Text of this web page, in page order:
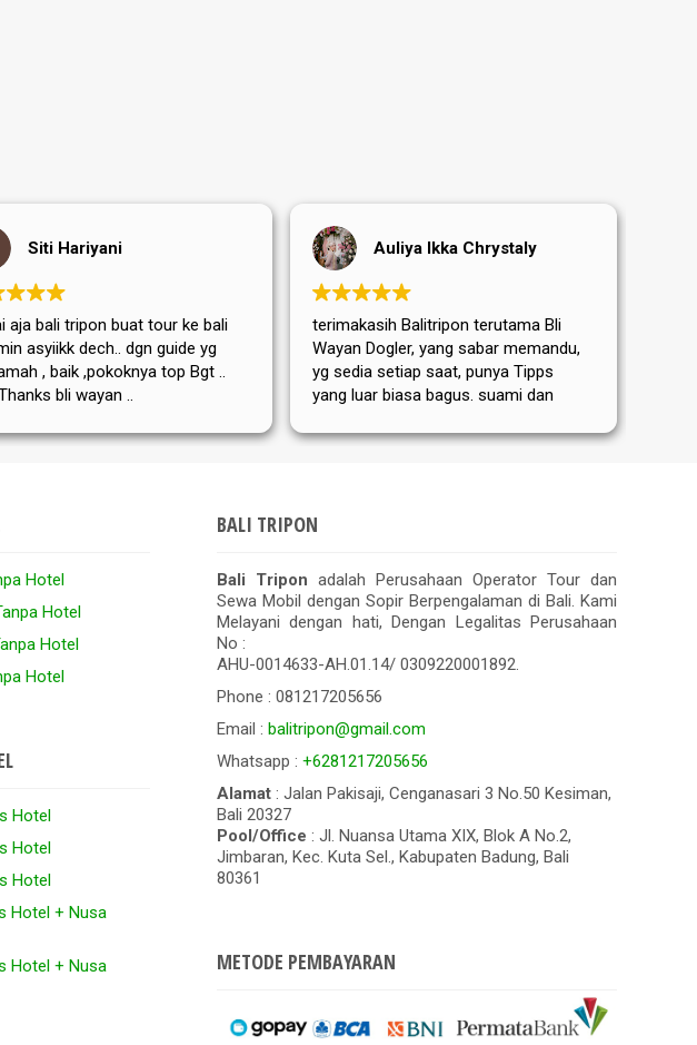
Siti Hariyani
aja bali tripon buat tour ke bali
asyiikk dech.. dgn guide yg
, baik ,pokoknya top Bgt ..
bli wayan ..
Auliya Ikka Chrystaly
terimakasih Balitripon terutama Bli
Wayan Dogler, yang sabar memandu,
yg sedia setiap saat, punya Tipps
yang luar biasa bagus. suami dan
sangat puas dan senang ditemanin
Hotel
Hotel
Hotel
Hotel
Hotel
Hotel
Hotel
Hotel + Nusa
Hotel + Nusa
BALI TRIPON
Bali Tripon adalah Perusahaan Operator Tour dan
Sewa Mobil dengan Sopir Berpengalaman di Bali. Kami
Melayani dengan hati, Dengan Legalitas Perusahaan
No :
AHU-0014633-AH.01.14/ 0309220001892.
Phone : 081217205656
Email : balitripon@gmail.com
Whatsapp : +6281217205656
Alamat: Jalan Pakisaji, Cenganasari 3 No.50 Kesiman,
Bali 20327
Pool/Office : Jl. Nuansa Utama XIX, Blok A No.2,
Jimbaran, Kec. Kuta Sel., Kabupaten Badung, Bali
80361
METODE PEMBAYARAN